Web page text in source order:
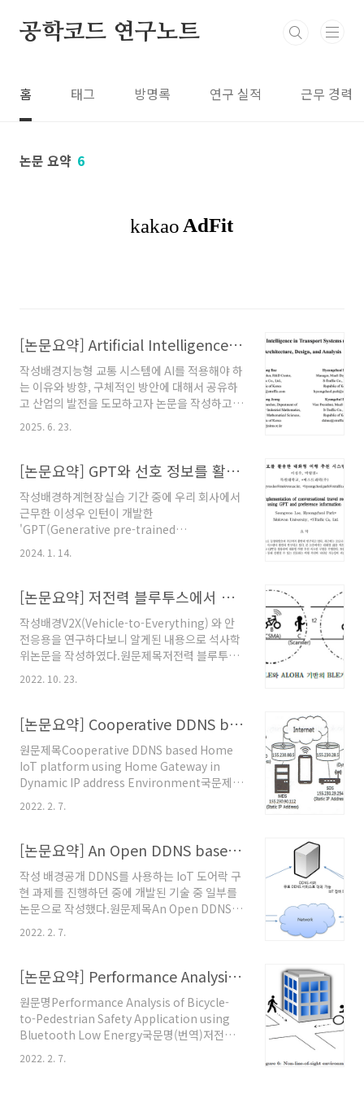
공학코드 연구노트
홈 태그 방명록 연구 실적 근무 경력
논문 요약 6
[논문요약] Artificial Intelligence in Transport Systems (AITS): Architecture, Design, and Analysis
작성배경지능형 교통 시스템에 AI를 적용해야 하
는 이유와 방향, 구체적인 방안에 대해서 공유하
고 산업의 발전을 도모하고자 논문을 작성하고
발표하게 되었다.원문제목Artificial
Intelligence in Transport Systems (AITS):
목(번역)인공지능 교통 시스템(AITS): 아키텍처
https://www.itsap2025.org/program/06.html?
sMenu=06발표ITSAP 2025저자배지홍, 에스
트래픽.박형철, 에스트래픽.정재성, 성균관대학
교.이경철, 에스트래픽.초록최근 등록 차량 수가
다양한 ..
2025. 6. 23.
[논문요약] GPT와 선호 정보를 활용한 대화형 여행 추천 시스템 설계 및 구현
작성배경하계현장실습 기간 중에 우리 회사에서
근무한 이성우 인턴이 개발한
'GPT(Generative pre-trained
transformer)를 활용한 여행 추천 시스템'을 학
술대회에서 발표하고자 논문을 작성하였다.원문
천 시스템 설계 및 구현원문주소
https://www.dbpia.co.kr/journal/articleDetail?
nodeId=NODE11554855발행한국통신학회저
자이성우, 목원대학교.박형철, 에스트래픽.초록
추천 시스템은 1979년에 최초로 등장하였으며
지금까지 활발히 연구되고 있다. 최근에는 코로
문에서는 대화형 AI를 적은 비용으로 구현하는 ..
2024. 1. 14.
[논문요약] 저전력 블루투스에서 안전 응용을 위한 CSMA 성능 향상 기법
작성배경V2X(Vehicle-to-Everything) 와 안
전응용을 연구하다보니 알게된 내용으로 석사학
위논문을 작성하였다.원문제목저전력 블루투스
에서 안전 응용을 위한 CSMA 성능 향상 기법원
문주소http://www.riss.kr/link?
형철, 경북대학교.초록최근 퍼스널 모빌리티의
이용이 증가하면서 보행자와 퍼스널 모빌리티 간
의 사고가 해마다 증가하고 있다. 기술의 발전으
로 인해 적은 비용으로도 고속으로 이동할 수 있
는 퍼스널 모빌리티가 개발되고 있으며 특히 배
터리와 전기 모터를 이용한 전동 퍼스널 모빌리
가 대표적으로 있다. 전동 휠의 경우 이동 속력이
최대 30km..
2022. 10. 23.
[논문요약] Cooperative DDNS based Home IoT platform using Home Gateway in Dynamic IP address Environment
원문제목Cooperative DDNS based Home
IoT platform using Home Gateway in
Dynamic IP address Environment국문제목
하는 협력 DDNS 기반 홈 IoT 플랫폼원문주소
게재지(SCOPUS) Information Journal 20권
9호 6461~6468쪽, 2017년 9월저자박형철, 경
북대학교.이성원, 경북대학교.문은배, 경북대학
교.김동균,..
2022. 2. 7.
[논문요약] An Open DDNS based IoT Platform for Providing Home IoT Service in Dynamic IP Address Environment
작성 배경공개 DDNS를 사용하는 IoT 도어락 구
현 과제를 진행하던 중에 개발된 기술 중 일부를
논문으로 작성했다.원문제목An Open DDNS
IoT Service in Dynamic IP Address
정용 IoT를 위한 공개 DDNS 기반 IoT 플랫폼원
문주소ICCT 2017:
http://www.iacst.org/iacst/Conferences/
https://www.researchgate.net/publication/
2022. 2. 7.
[논문요약] Performance Analysis of Bicycle-to-Pedestrian Safety Application using Bluetooth Low Energy
원문명Performance Analysis of Bicycle-
to-Pedestrian Safety Application using
Bluetooth Low Energy국문명(번역)저전력
블루투스를 활용한 자전거와 보행자 간의 안전
응용 성능 분석원문주소
2022. 2. 7.